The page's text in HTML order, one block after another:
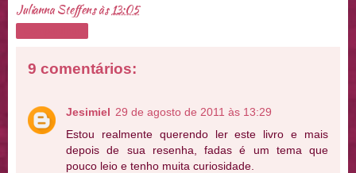
Julianna Steffensàs13:05
9 comentários:
Jesimiel 29 de agosto de 2011 às 13:29
Estou realmente querendo ler este livro e mais
depois de sua resenha, fadas é um tema que
pouco leio e tenho muita curiosidade.